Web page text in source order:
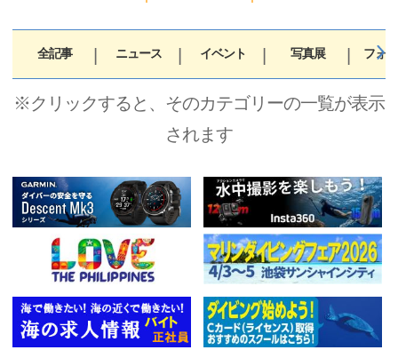
全記事 ニュース イベント 写真展 フォ
※クリックすると、そのカテゴリーの一覧が表示
されます